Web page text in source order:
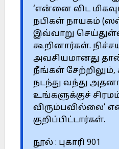
‘என்னை விட
நபிகள் நாயகம்
இவ்வாறு
கூறினார்கள்.
அவசியமானது
நீங்கள் சேற்றிலும்,
நடந்து வந்து
உங்களுக்குச்
விரும்பவில்லை’
குறிப்பிட்டார்கள்.
நூல் : புகாரி 901